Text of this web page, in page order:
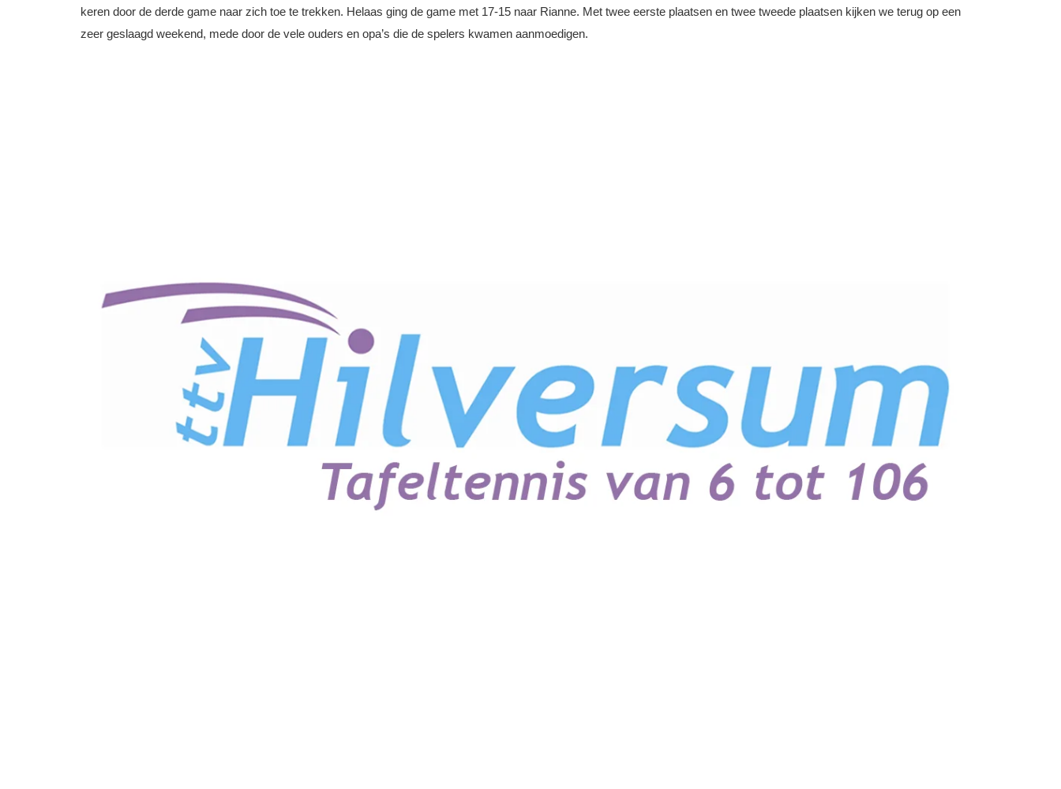
keren door de derde game naar zich toe te trekken. Helaas ging de game met 17-15 naar Rianne. Met twee eerste plaatsen en twee tweede plaatsen kijken we terug op een
zeer geslaagd weekend, mede door de vele ouders en opa’s die de spelers kwamen aanmoedigen.